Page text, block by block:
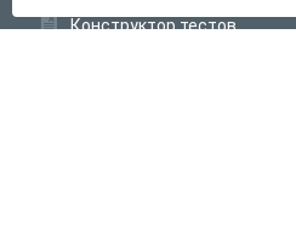
Конструктор тестов